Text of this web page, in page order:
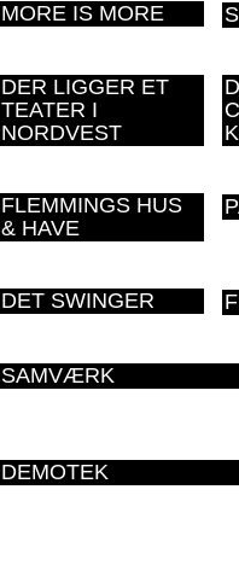
MORE IS MORE
DER LIGGER ET
TEATER I
NORDVEST
FLEMMINGS HUS
& HAVE
DET SWINGER
SAMVÆRK
DEMOTEK